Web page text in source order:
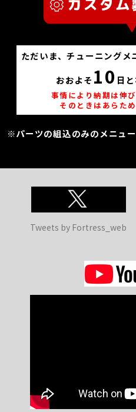
ただいま、チューニング
おおよそ 10 日
事情により納期は伸
そのときはあらた
※パーツの組込のみのメニュ
Tweets by Fortress_web